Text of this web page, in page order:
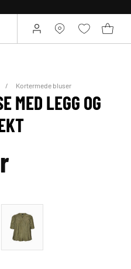
Kortermede bluser
MED LEGG OG